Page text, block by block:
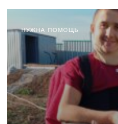
НУЖНА ПОМОЩЬ